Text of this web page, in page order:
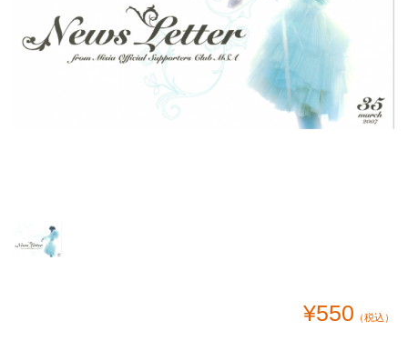
¥550 （税込）